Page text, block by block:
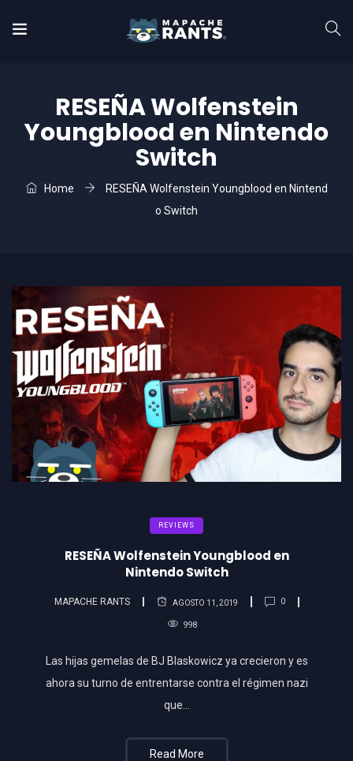
RESEÑA Wolfenstein
Youngblood en Nintendo
Switch
Home
RESEÑA Wolfenstein Youngblood en Nintend
o Switch
REVIEWS
RESEÑA Wolfenstein Youngblood en
Nintendo Switch
MAPACHE RANTS AGOSTO 11, 2019 0
998
Las hijas gemelas de BJ Blaskowicz ya crecieron y es
ahora su turno de entrentarse contra el régimen nazi
que…
Read More